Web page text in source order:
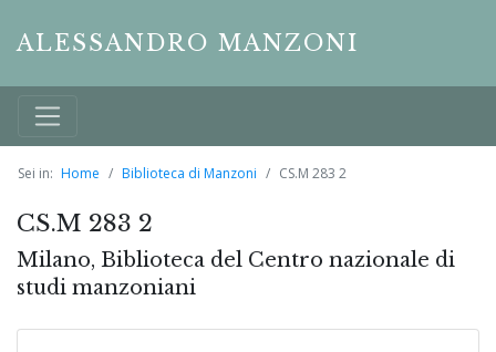
ALESSANDRO MANZONI
Sei in: Home Biblioteca di Manzoni CS.M 283 2
CS.M 283 2
Milano, Biblioteca del Centro nazionale di
studi manzoniani